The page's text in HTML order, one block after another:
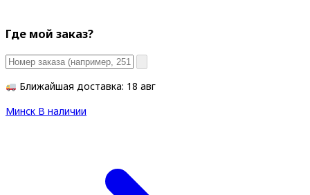
Где мой заказ?
Ближайшая доставка: 18 авг
Минск В наличии